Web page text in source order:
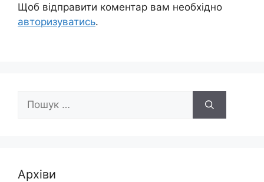
Щоб відправити коментар вам необхідно
авторизуватись.
Пошук:
Архіви